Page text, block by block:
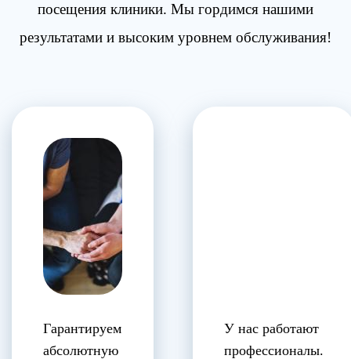
посещения клиники. Мы гордимся нашими
результатами и высоким уровнем обслуживания!
Гарантируем
абсолютную
У нас работают
профессионалы.